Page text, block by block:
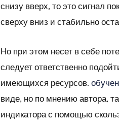
снизу вверх, то это сигнал
сверху вниз и стабильно
Но при этом несет в себе
следует ответственно
имеющихся ресурсов.
виде, но по мнению автора,
индикатора с помощью